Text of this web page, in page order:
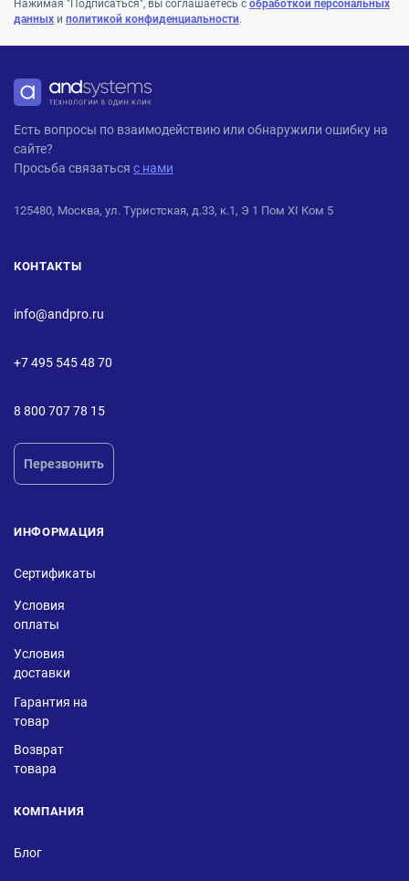
Нажимая "Подписаться", вы соглашаетесь с обработкой персональных
данных и политикой конфиденциальности.
ANDPRO
Есть вопросы по взаимодействию или обнаружили ошибку на
сайте?
Просьба связаться с нами
125480, Москва, ул. Туристская, д.33, к.1, Э 1 Пом XI Ком 5
КОНТАКТЫ
info@andpro.ru
+7 495 545 48 70
8 800 707 78 15
Перезвонить
ИНФОРМАЦИЯ
Сертификаты
Условия
оплаты
Условия
доставки
Гарантия на
товар
Возврат
товара
КОМПАНИЯ
Блог